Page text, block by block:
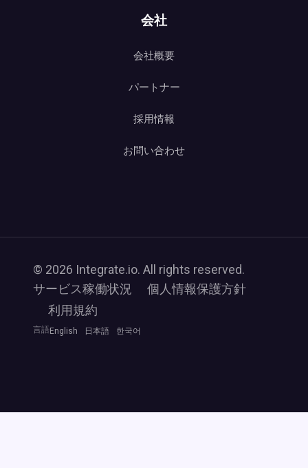
会社
会社概要
パートナー
採用情報
お問い合わせ
© 2026 Integrate.io. All rights reserved.
サービス稼働状況
個人情報保護方針
利用規約
言語English 日本語 한국어